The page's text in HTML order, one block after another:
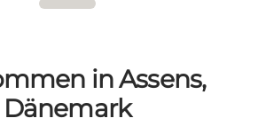
in Assens,
Dänemark